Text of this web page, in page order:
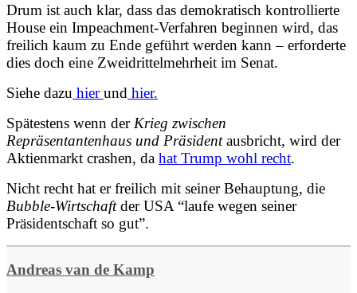
Drum ist auch klar, dass das demokratisch kontrollierte
House ein Impeachment-Verfahren beginnen wird, das
freilich kaum zu Ende geführt werden kann – erforderte
dies doch eine Zweidrittelmehrheit im Senat.
Siehe dazu hierund hier.
Spätestens wenn der Krieg zwischen
Repräsentantenhaus und Präsidentausbricht, wird der
Aktienmarkt crashen, da hat Trump wohl recht.
Nicht recht hat er freilich mit seiner Behauptung, die
Bubble-Wirtschaftder USA “laufe wegen seiner
Präsidentschaft so gut”.
Andreas van de Kamp